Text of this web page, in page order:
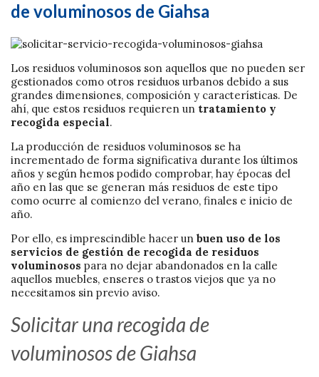
de voluminosos de Giahsa
Los residuos voluminosos son aquellos que no pueden ser
gestionados como otros residuos urbanos debido a sus
grandes dimensiones, composición y características. De
ahí, que estos residuos requieren un tratamiento y
recogida especial.
La producción de residuos voluminosos se ha
incrementado de forma significativa durante los últimos
años y según hemos podido comprobar, hay épocas del
año en las que se generan más residuos de este tipo
como ocurre al comienzo del verano, finales e inicio de
año.
Por ello, es imprescindible hacer un buen uso de los
servicios de gestión de recogida de residuos
voluminosos para no dejar abandonados en la calle
aquellos muebles, enseres o trastos viejos que ya no
necesitamos sin previo aviso.
Solicitar una recogida de
voluminosos de Giahsa